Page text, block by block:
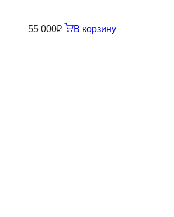
55 000₽ В корзину